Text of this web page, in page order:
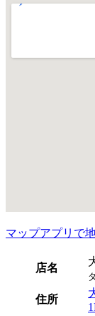
マップアプリで
店名
住所